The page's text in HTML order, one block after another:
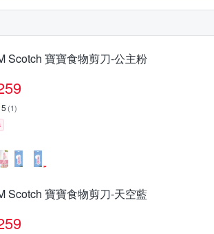
Scotch 寶寶食物剪刀-公主粉
5 (1)
Scotch 寶寶食物剪刀-天空藍